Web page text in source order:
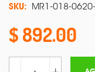
SKU: MR1-018-
892.00